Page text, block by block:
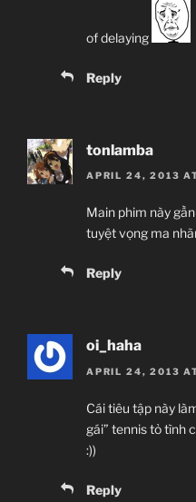
of delaying
Reply
tonlamba
APRIL 24, 2013
Main phim này
tuyệt vọng ma
Reply
oi_haha
APRIL 24, 2013
Cái tiêu tập này
gái” tennis tỏ tình
:))
Reply